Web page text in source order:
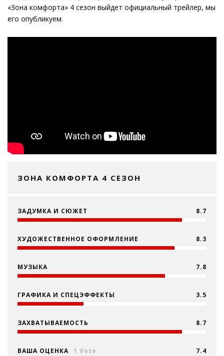
«Зона комфорта» 4 сезон выйдет официальный трейлер, мы
его опубликуем.
ЗОНА КОМФОРТА 4 СЕЗОН
ЗАДУМКА И СЮЖЕТ 8.7
ХУДОЖЕСТВЕННОЕ ОФОРМЛЕНИЕ 8.3
МУЗЫКА 7.8
ГРАФИКА И СПЕЦЭФФЕКТЫ 3.5
ЗАХВАТЫВАЕМОСТЬ 8.7
ВАША ОЦЕНКА 1 Vote 7.4